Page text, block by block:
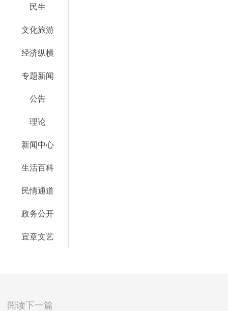
民生
文化旅游
经济纵横
专题新闻
公告
理论
新闻中心
生活百科
民情通道
政务公开
宜章文艺
阅读下一篇